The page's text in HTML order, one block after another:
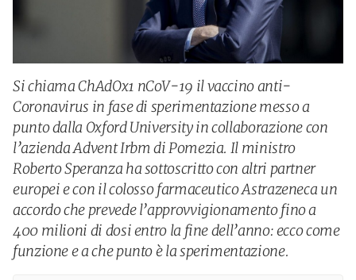
Si chiama ChAdOx1 nCoV-19 il vaccino anti-
Coronavirus in fase di sperimentazione messo a
punto dalla Oxford University in collaborazione con
l’azienda Advent Irbm di Pomezia. Il ministro
Roberto Speranza ha sottoscritto con altri partner
europei e con il colosso farmaceutico Astrazeneca un
accordo che prevede l’approvvigionamento fino a
400 milioni di dosi entro la fine dell’anno: ecco come
funzione e a che punto è la sperimentazione.